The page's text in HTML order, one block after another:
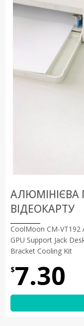
АЛЮМІНІЄВА
ВІДЕОКАРТУ
CoolMoon CM-VT192
GPU Support Jack
Bracket Cooling Kit
$7.30